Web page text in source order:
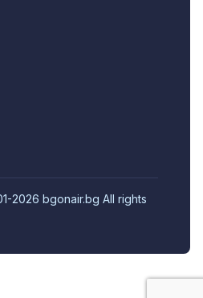
2026 bgonair.bg All rights